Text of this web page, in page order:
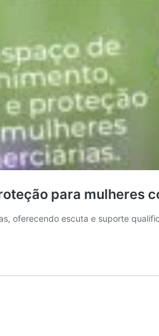
para mulheres
oferecendo escuta e suporte